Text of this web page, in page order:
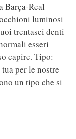
Barça-Real
luminosi
trentasei denti
esseri
capire. Tipo:
tua per le nostre
un tipo che si